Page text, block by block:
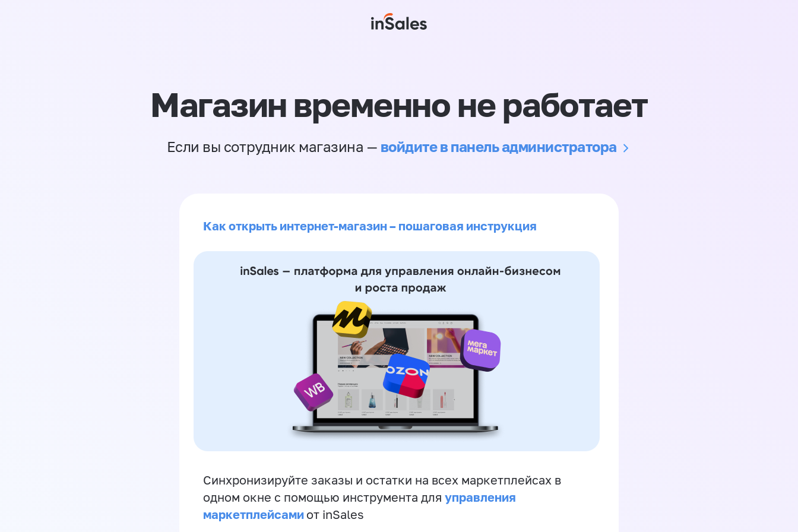
Магазин временно не работает
Если вы сотрудник магазина — войдите в панель администратора
Как открыть интернет-магазин – пошаговая инструкция
Синхронизируйте заказы и остатки на всех маркетплейсах в
одном окне с помощью инструмента для управления
маркетплейсами от inSales